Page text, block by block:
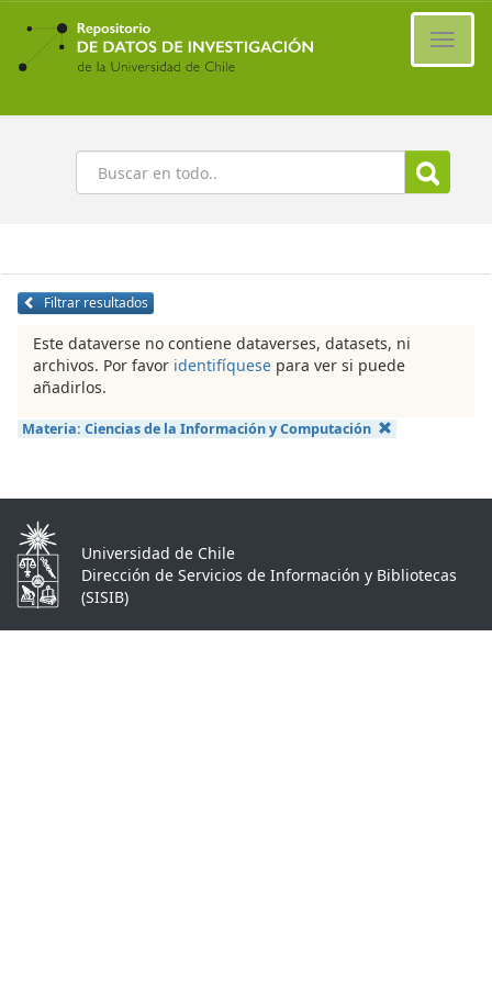
Ir
contenido
principal
Buscar
Filtrar resultados
Este dataverse no contiene dataverses, datasets, ni
archivos. Por favor identifíquese para ver si puede
añadirlos.
Materia: Ciencias de la Información y Computación
Universidad de Chile
Dirección de Servicios de Información y Bibliotecas
(SISIB)